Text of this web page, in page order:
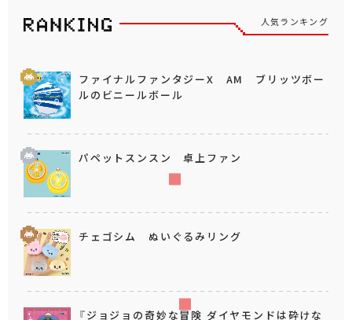
人気ランキング
ファイナルファンタジーX AM ブリッツボー
ルのビニールボール
パペットスンスン 卓上ファン
チェゴシム ぬいぐるみリング
『ジョジョの奇妙な冒険 ダイヤモンドは砕けな